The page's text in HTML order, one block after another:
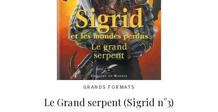
GRANDS FORMATS
Le Grand serpent (Sigrid n°3)